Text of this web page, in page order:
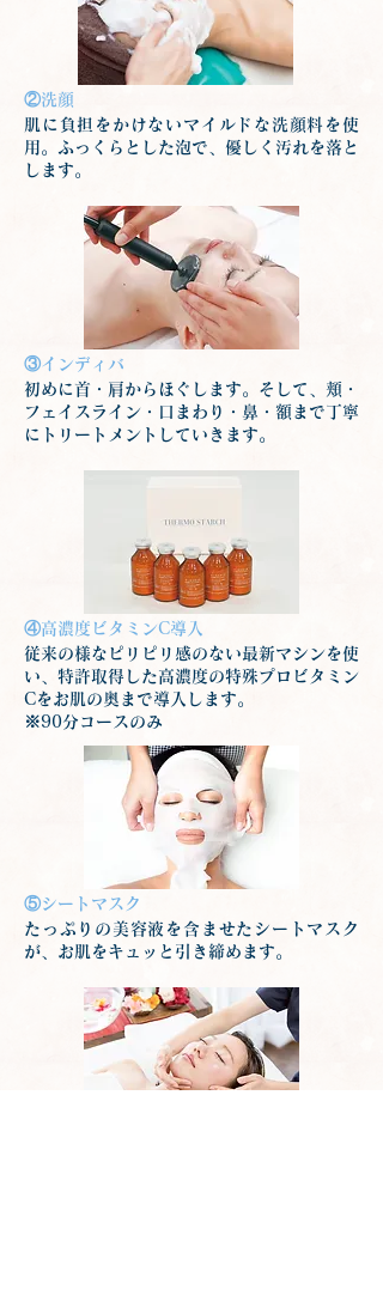
②洗顔
肌に負担をかけないマイルドな洗顔料を使
用。ふっくらとした泡で、優しく汚れを落と
します。
③インディバ
初めに首・肩からほぐします。そして、頬・
フェイスライン・口まわり・鼻・額まで丁寧
にトリートメントしていきます。
④高濃度ビタミンC導入
従来の様なピリピリ感のない最新マシンを使
い、特許取得した高濃度の特殊プロビタミン
Cをお肌の奥まで導入します。
※90分コースのみ
⑤シートマスク
たっぷりの美容液を含ませたシートマスク
が、お肌をキュッと引き締めます。